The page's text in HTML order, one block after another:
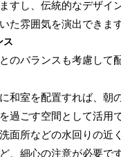
すし、伝統的なデザイ
た雰囲気を演出できます
ス
のバランスも考慮して
和室を配置すれば、朝
過ごす空間として活用
面所などの水回りの近
、細心の注意が必要です